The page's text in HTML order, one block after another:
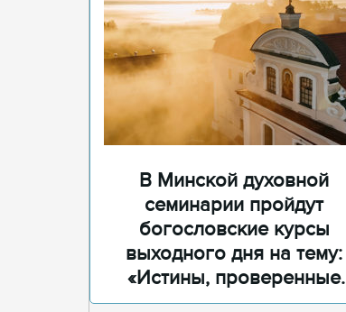
В Минской духовной
семинарии пройдут
богословские курсы
выходного дня на тему:
«Истины, проверенные
временем»